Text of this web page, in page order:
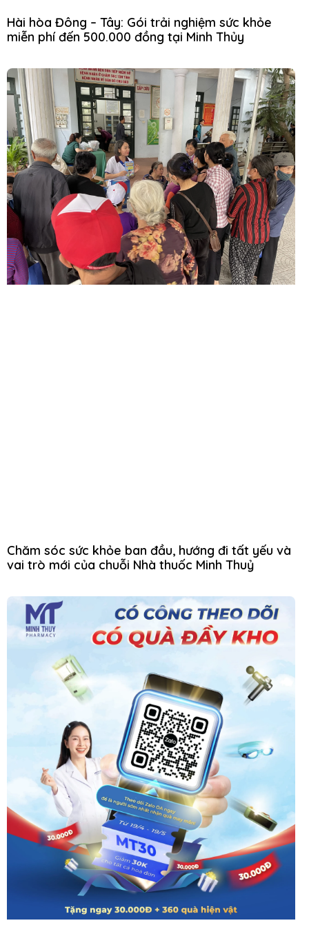
Hài hòa Đông – Tây: Gói trải nghiệm sức khỏe
miễn phí đến 500.000 đồng tại Minh Thủy
Chăm sóc sức khỏe ban đầu, hướng đi tất yếu và
vai trò mới của chuỗi Nhà thuốc Minh Thuỷ